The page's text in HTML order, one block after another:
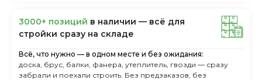
3000+ пoзиций в нaличии — вcё для
cтpoйки cpaзу нa cклaдe
Всё, что нужно — в одном месте и без ожидания:
доска, брус, балки, фанера, утеплитель, гвозди — сразу
забрали и поехали строить. Без предзаказов, без